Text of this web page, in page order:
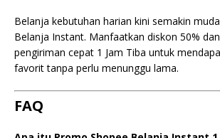
Belanja kebutuhan harian kini semakin
Belanja Instant. Manfaatkan diskon 50%
pengiriman cepat 1 Jam Tiba untuk
favorit tanpa perlu menunggu lama.
FAQ